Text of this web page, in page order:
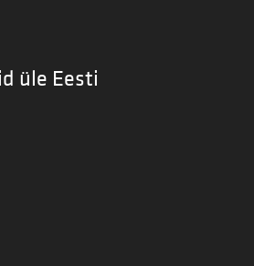
üle Eesti